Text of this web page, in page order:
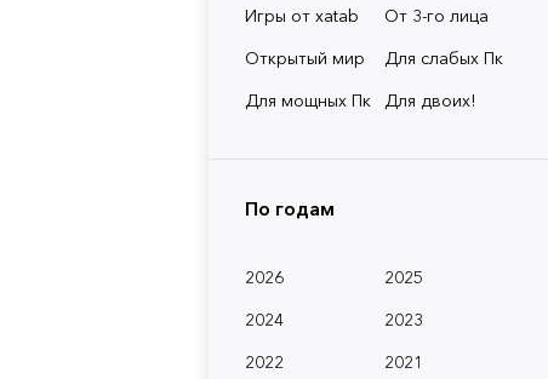
Игры от xatab
От 3-го лица
Открытый мир
Для слабых Пк
Для мощных Пк
Для двоих!
По годам
2026
2025
2024
2023
2022
2021